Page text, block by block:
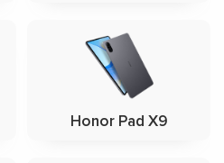
Honor Pad X9